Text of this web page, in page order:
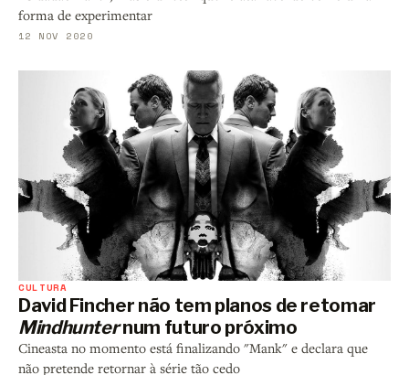
forma de experimentar
12 NOV 2020
CULTURA
David Fincher não tem planos de retomar
Mindhunternum futuro próximo
Cineasta no momento está finalizando "Mank" e declara que
não pretende retornar à série tão cedo